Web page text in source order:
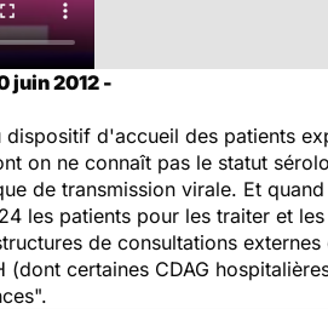
juin 2012 -
d'accueil des patients
on ne connaît pas le statut
de transmission virale. Et
les patients pour les traiter et
de consultations
certaines CDAG